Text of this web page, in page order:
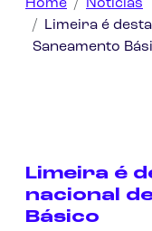
Home
Notícias
Limeira é
Saneamento
Limeira é
nacional
Básico